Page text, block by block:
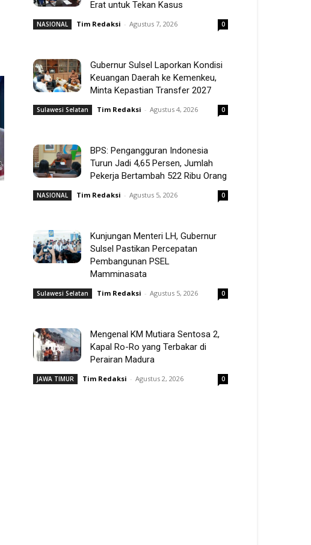
Erat untuk Tekan Kasus
NASIONAL Tim Redaksi - Agustus 7, 2026 0
Gubernur Sulsel Laporkan Kondisi
Keuangan Daerah ke Kemenkeu,
Minta Kepastian Transfer 2027
Sulawesi Selatan Tim Redaksi - Agustus 4, 2026 0
BPS: Pengangguran Indonesia
Turun Jadi 4,65 Persen, Jumlah
Pekerja Bertambah 522 Ribu Orang
NASIONAL Tim Redaksi - Agustus 5, 2026 0
Kunjungan Menteri LH, Gubernur
Sulsel Pastikan Percepatan
Pembangunan PSEL
Mamminasata
Sulawesi Selatan Tim Redaksi - Agustus 5, 2026 0
Mengenal KM Mutiara Sentosa 2,
Kapal Ro-Ro yang Terbakar di
Perairan Madura
JAWA TIMUR Tim Redaksi - Agustus 2, 2026 0